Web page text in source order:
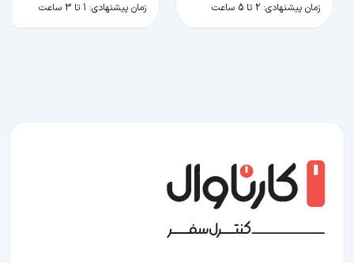
زمان پیشنهادی: 2 تا 5 ساعت زمان پیشنهادی: 1 تا 3 ساعت